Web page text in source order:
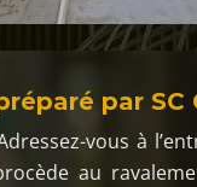
par SC
vous à
au